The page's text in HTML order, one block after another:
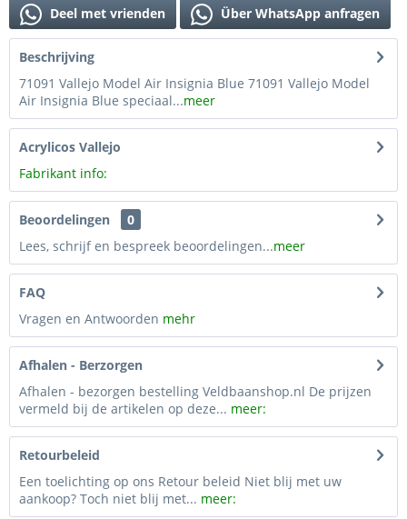
Deel met vrienden Über WhatsApp anfragen
Beschrijving
71091 Vallejo Model Air Insignia Blue 71091 Vallejo Model
Air Insignia Blue speciaal...meer
Acrylicos Vallejo
Fabrikant info:
Beoordelingen
0
Lees, schrijf en bespreek beoordelingen...meer
FAQ
Vragen en Antwoorden mehr
Afhalen - Berzorgen
Afhalen - bezorgen bestelling Veldbaanshop.nl De prijzen
vermeld bij de artikelen op deze... meer:
Retourbeleid
Een toelichting op ons Retour beleid Niet blij met uw
aankoop? Toch niet blij met... meer: